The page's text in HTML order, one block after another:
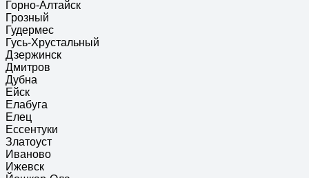
Горно-Алтайск
Грозный
Гудермес
Гусь-Хрустальный
Дзержинск
Дмитров
Дубна
Ейск
Елабуга
Елец
Ессентуки
Златоуст
Иваново
Ижевск